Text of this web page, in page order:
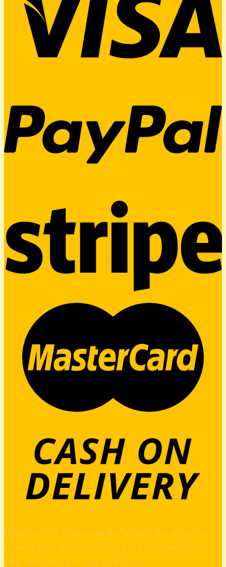
ปริ้นสติกเกอร์ สีสดและคมชัด ไม่มีหมึกจีน เครื่องจีน
เกรดพรีเมียม ท้าลอง Copyright © งานพิมพ์สติ๊กเกอร์
ด่วน รอรับได้เลย ** เปิด 24 ชั่วโมง **